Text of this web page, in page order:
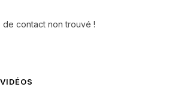
de contact non trouvé !